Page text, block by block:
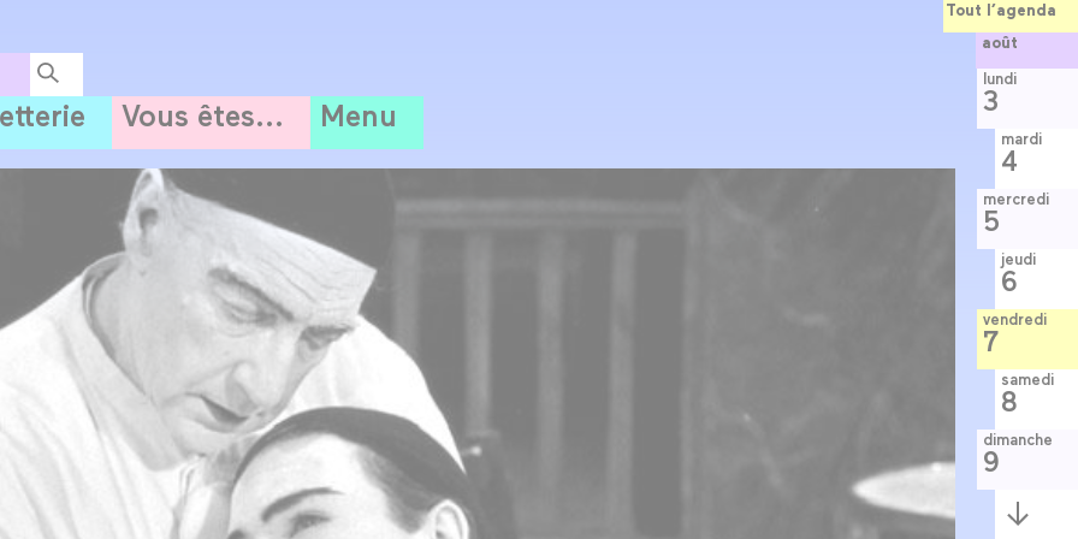
Vous êtes... Menu
Tout l’agenda
août
lundi
3
mardi
4
mercredi
5
jeudi
6
vendredi
7
samedi
8
dimanche
9
Semaine
suivante